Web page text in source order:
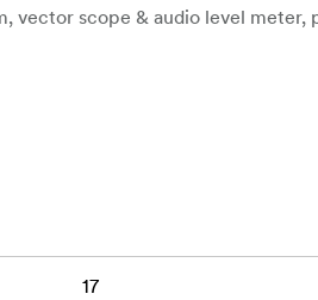
vector scope & audio level meter,
17